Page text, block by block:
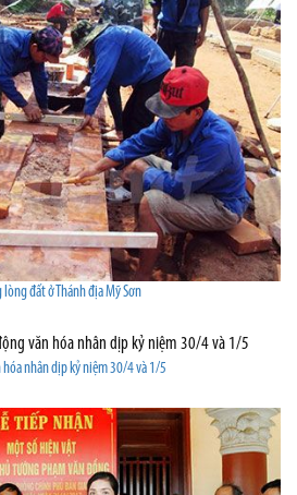
đất ở Thánh địa Mỹ Sơn
nhân dịp kỷ niệm 30/4 và 1/5